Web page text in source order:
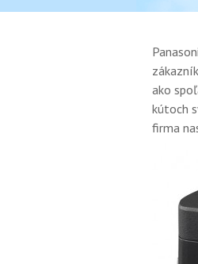
ako
kútoch
firma